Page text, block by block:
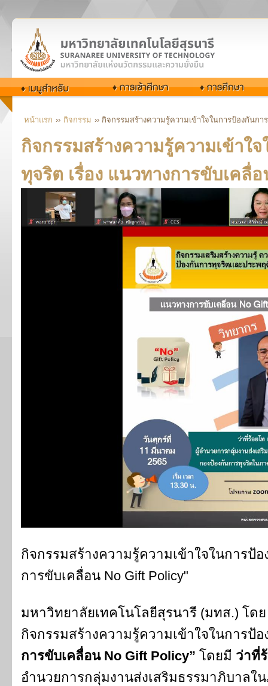
หน้าแรก ›› กิจกรรม ›› กิจกรรมสร้างความรู้ความเข้าใจในการป้องกันก
กิจกรรมสร้างความรู้ความเข้าใ
ทุจริต เรื่อง แนวทางการขับเคลื่
กิจกรรมสร้างความรู้ความเข้าใจในการป้อ
การขับเคลื่อน No Gift Policy"
มหาวิทยาลัยเทคโนโลยีสุรนารี (มทส.) โด
กิจกรรมสร้างความรู้ความเข้าใจในการป้
การขับเคลื่อน No Gift Policy” โดยมี ว่าที่
อำนวยการกลุ่มงานส่งเสริมธรรมาภิบาล